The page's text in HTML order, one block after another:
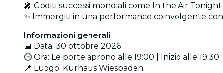
🎤 Goditi successi mondiali come In the Air
✨ Immergiti in una performance coinvolgente
Informazioni generali
📅 Data: 30 ottobre 2026
🕒 Ora: Le porte aprono alle 19:00 | Inizio alle 19:30
📍 Luogo: Kurhaus Wiesbaden